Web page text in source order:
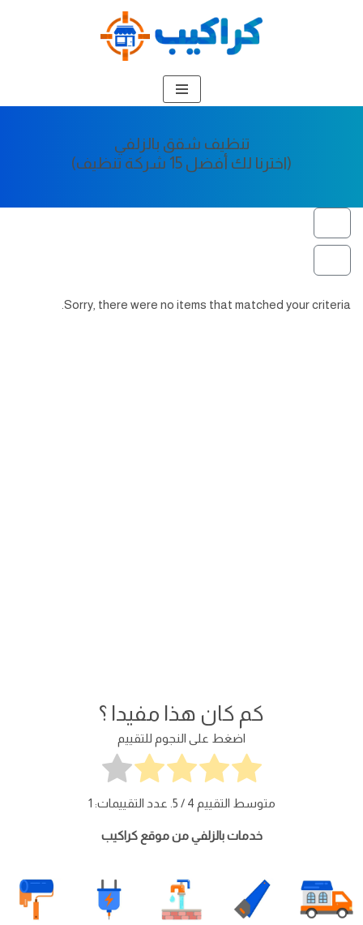
تنظيف شقق بالزلفي
(اخترنا لك أفضل 15 شركة تنظيف)
Sorry, there were no items that matched your criteria.
كم كان هذا مفيدا ؟
اضغط على النجوم للتقييم
متوسط التقييم 4 / 5. عدد التقييمات: 1
خدمات بالزلفي من موقع كراكيب